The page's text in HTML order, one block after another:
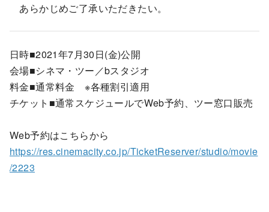
あらかじめご了承いただきたい。
日時■2021年7月30日(金)公開
会場■シネマ・ツー／bスタジオ
料金■通常料金 ※各種割引適用
チケット■通常スケジュールでWeb予約、ツー窓口販売
Web予約はこちらから
https://res.cinemacity.co.jp/TicketReserver/studio/movie
/2223